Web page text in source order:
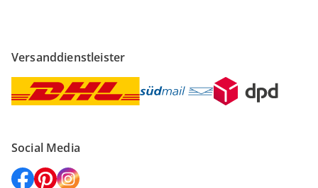
Versanddienstleister
Social Media